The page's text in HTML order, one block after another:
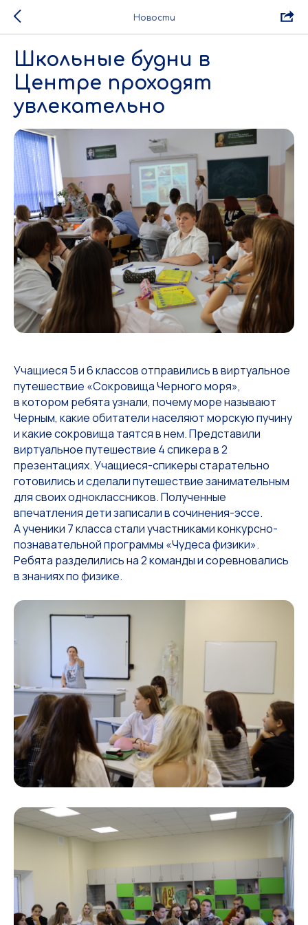
Новости
Школьные будни в
Центре проходят
увлекательно
Учащиеся 5 и 6 классов отправились в виртуальное
путешествие «Сокровища Черного моря»,
в котором ребята узнали, почему море называют
Черным, какие обитатели населяют морскую пучину
и какие сокровища таятся в нем. Представили
виртуальное путешествие 4 спикера в 2
презентациях. Учащиеся-спикеры старательно
готовились и сделали путешествие занимательным
для своих одноклассников. Полученные
впечатления дети записали в сочинения-эссе.
А ученики 7 класса стали участниками конкурсно-
познавательной программы «Чудеса физики».
Ребята разделились на 2 команды и соревновались
в знаниях по физике.